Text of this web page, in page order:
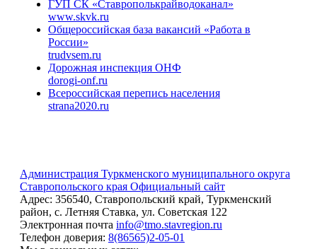
ГУП СК «Ставрополькрайводоканал»
www.skvk.ru
Общероссийская база вакансий «Работа в
России»
trudvsem.ru
Дорожная инспекция ОНФ
dorogi-onf.ru
Всероссийская перепись населения
strana2020.ru
Администрация Туркменского муниципального округа
Ставропольского края Официальный сайт
Адрес: 356540, Ставропольский край, Туркменский
район, с. Летняя Ставка, ул. Советская 122
Электронная почта info@tmo.stavregion.ru
Телефон доверия: 8(86565)2-05-01